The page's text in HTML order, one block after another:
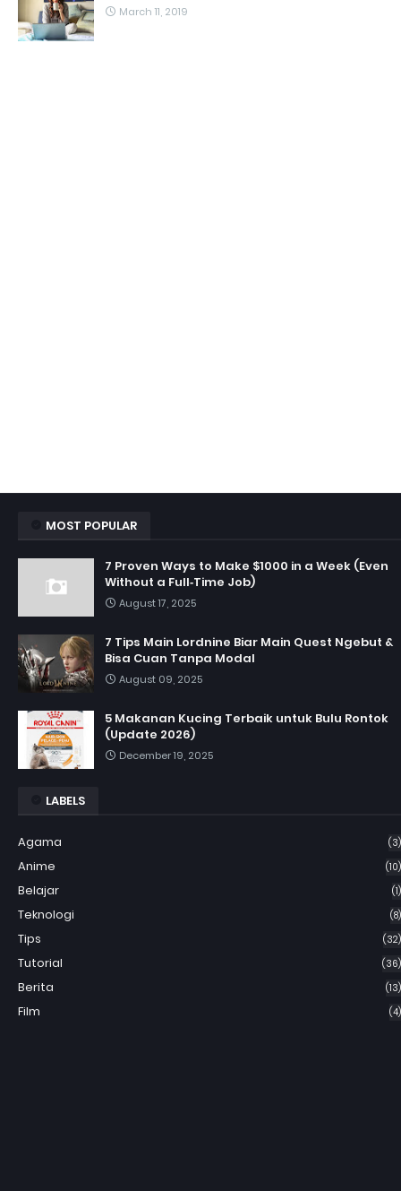
March 11, 2019
MOST POPULAR
7 Proven Ways to Make $1000 in a Week (Even
Without a Full‑Time Job)
August 17, 2025
7 Tips Main Lordnine Biar Main Quest Ngebut &
Bisa Cuan Tanpa Modal
August 09, 2025
5 Makanan Kucing Terbaik untuk Bulu Rontok
(Update 2026)
December 19, 2025
LABELS
Agama (3)
Anime (10)
Belajar (1)
Teknologi (8)
Tips (32)
Tutorial (36)
Berita (13)
Film (4)